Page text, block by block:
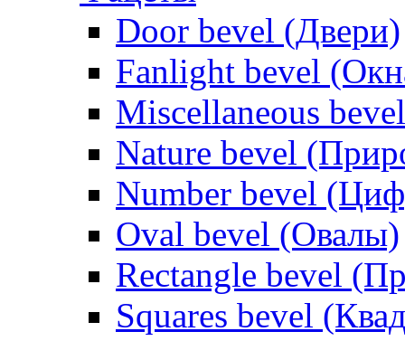
Door bevel (Двери)
Fanlight bevel
Miscellaneous
Nature bevel
Number bevel
Oval bevel (Овалы)
Rectangle bevel
Squares bevel